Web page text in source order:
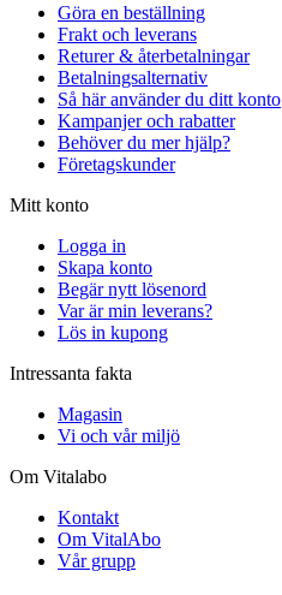
Göra en beställning
Frakt och leverans
Returer & återbetalningar
Betalningsalternativ
Så här använder du ditt konto
Kampanjer och rabatter
Behöver du mer hjälp?
Företagskunder
Mitt konto
Logga in
Skapa konto
Begär nytt lösenord
Var är min leverans?
Lös in kupong
Intressanta fakta
Magasin
Vi och vår miljö
Om Vitalabo
Kontakt
Om VitalAbo
Vår grupp